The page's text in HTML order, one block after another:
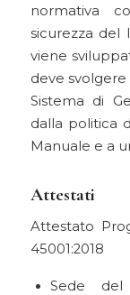
normativa
sicurezza del
viene
deve
Sistema di
dalla politica
Manuale e a
Attestati
Attestato
45001:2018
Sede